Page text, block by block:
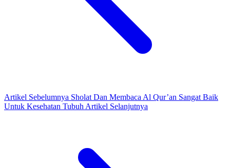
Artikel Sebelumnya Sholat Dan Membaca Al Qur’an Sangat Baik
Untuk Kesehatan Tubuh Artikel Selanjutnya